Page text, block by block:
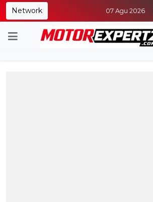
Network 07 Agu 2026